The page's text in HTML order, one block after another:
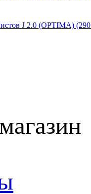
J 2.0 (OPTIMA)